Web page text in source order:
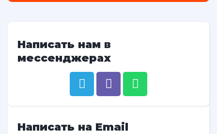
Написать нам в
мессенджерах
Написать на Email